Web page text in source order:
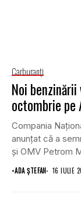
Carburanţi
Noi
octombrie pe
Compania
anunţat că a
şi OMV Petrom
•ADA ȘTEFAN 16 IULIE